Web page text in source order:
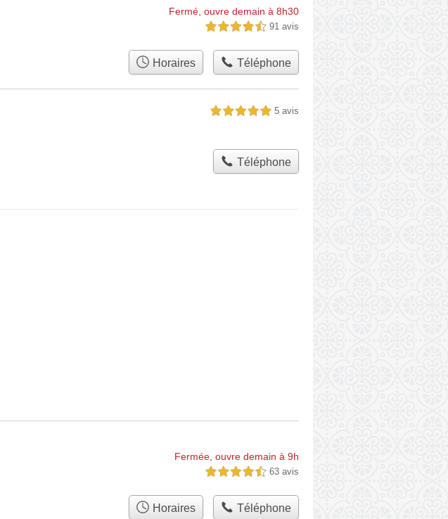
Fermé, ouvre demain à 8h30
4,5 étoiles sur 5 91 avis
Horaires Téléphone
5,0 étoiles sur 5 5 avis
Téléphone
Fermée, ouvre demain à 9h
4,5 étoiles sur 5 63 avis
Horaires Téléphone